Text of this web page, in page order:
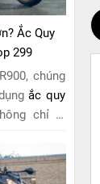
Ắc Quy
299
chúng
ắc quy
chỉ là
kế dành
Với công